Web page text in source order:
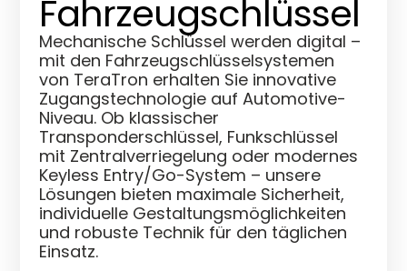
Fahrzeugschlüssel
Mechanische Schlüssel werden digital –
mit den Fahrzeugschlüsselsystemen
von TeraTron erhalten Sie innovative
Zugangstechnologie auf Automotive-
Niveau. Ob klassischer
Transponderschlüssel, Funkschlüssel
mit Zentralverriegelung oder modernes
Keyless Entry/Go-System – unsere
Lösungen bieten maximale Sicherheit,
individuelle Gestaltungsmöglichkeiten
und robuste Technik für den täglichen
Einsatz.